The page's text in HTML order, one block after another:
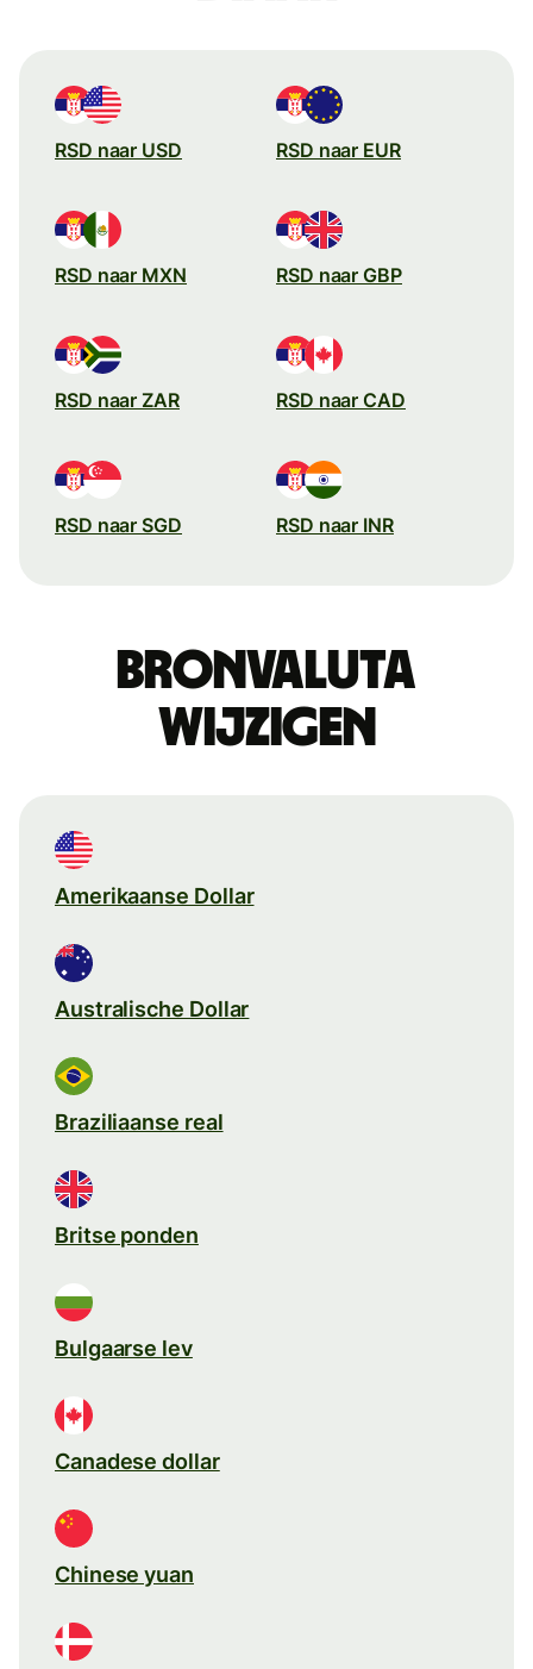
RSD naar USD RSD naar EUR
RSD naar MXN RSD naar GBP
RSD naar ZAR RSD naar CAD
RSD naar SGD RSD naar INR
Bronvaluta
wijzigen
Amerikaanse Dollar
Australische Dollar
Braziliaanse real
Britse ponden
Bulgaarse lev
Canadese dollar
Chinese yuan